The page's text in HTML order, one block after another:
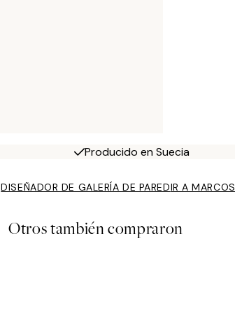
Producido en Suecia
DISEÑADOR DE GALERÍA DE PAREDIR A MARCOS
Otros también compraron